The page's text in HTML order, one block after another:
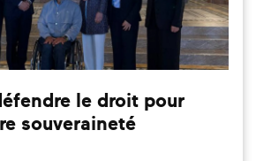
le droit pour
souveraineté